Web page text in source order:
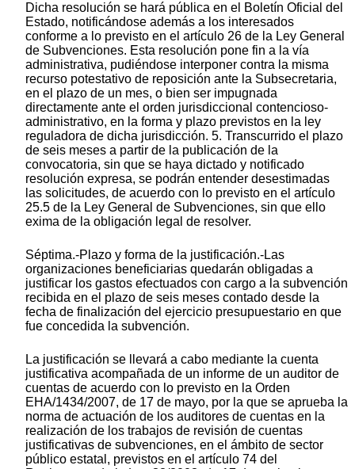
Dicha resolución se hará pública en el Boletín Oficial del
Estado, notificándose además a los interesados
conforme a lo previsto en el artículo 26 de la Ley General
de Subvenciones. Esta resolución pone fin a la vía
administrativa, pudiéndose interponer contra la misma
recurso potestativo de reposición ante la Subsecretaria,
en el plazo de un mes, o bien ser impugnada
directamente ante el orden jurisdiccional contencioso-
administrativo, en la forma y plazo previstos en la ley
reguladora de dicha jurisdicción. 5. Transcurrido el plazo
de seis meses a partir de la publicación de la
convocatoria, sin que se haya dictado y notificado
resolución expresa, se podrán entender desestimadas
las solicitudes, de acuerdo con lo previsto en el artículo
25.5 de la Ley General de Subvenciones, sin que ello
exima de la obligación legal de resolver.
Séptima.-Plazo y forma de la justificación.-Las
organizaciones beneficiarias quedarán obligadas a
justificar los gastos efectuados con cargo a la subvención
recibida en el plazo de seis meses contado desde la
fecha de finalización del ejercicio presupuestario en que
fue concedida la subvención.
La justificación se llevará a cabo mediante la cuenta
justificativa acompañada de un informe de un auditor de
cuentas de acuerdo con lo previsto en la Orden
EHA/1434/2007, de 17 de mayo, por la que se aprueba la
norma de actuación de los auditores de cuentas en la
realización de los trabajos de revisión de cuentas
justificativas de subvenciones, en el ámbito de sector
público estatal, previstos en el artículo 74 del